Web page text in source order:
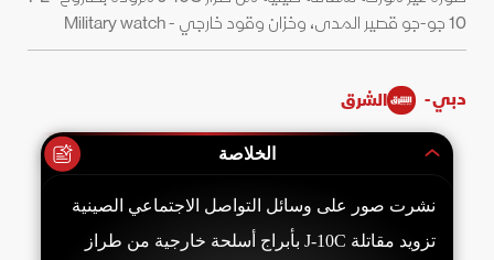
10 جو-جو قصير المدى، وخزان وقود خارجي - Military watch
دبي - الشرق
الخلاصة
نشرت صور على وسائل التواصل الاجتماعي الصينية
تزويد مقاتلة J-10C بأبراج أسلحة خارجية من طراز